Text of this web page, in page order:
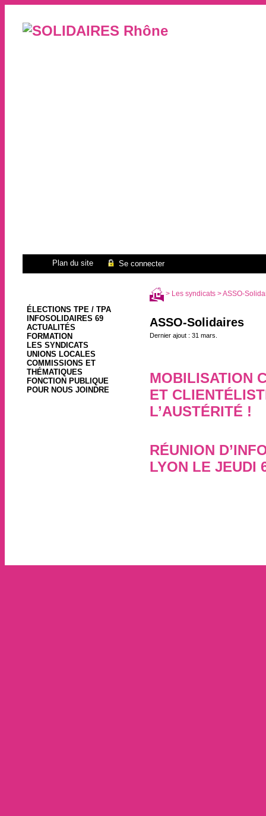
Plan du site Se connecter
ÉLECTIONS TPE / TPA
INFOSOLIDAIRES 69
ACTUALITÉS
FORMATION
LES SYNDICATS
UNIONS LOCALES
COMMISSIONS ET
THÉMATIQUES
FONCTION PUBLIQUE
POUR NOUS JOINDRE
> Les syndicats> ASSO-
ASSO-Solidaires
Dernier ajout : 31 mars.
MOBILISATION
ET
L’AUSTÉRITÉ !
RÉUNION
LYON LE JEUDI